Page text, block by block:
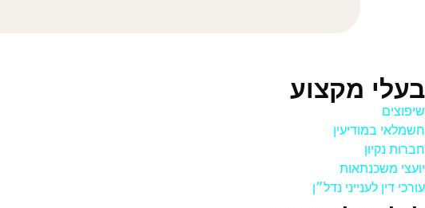
בעלי מקצוע
שיפוצים
חשמלאי במודיעין
חברות נקיון
יועצי משכנתאות
עורכי דין לענייני נדל״ן